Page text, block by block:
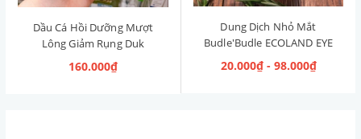
Dầu Cá Hồi Dưỡng Mượt
Lông Giảm Rụng Duk
Omega Oil 150ml
160.000₫
Dung Dịch Nhỏ Mắt
Budle'Budle ECOLAND EYE
CLEANER Hàn Quốc 120ml
20.000₫ - 98.000₫